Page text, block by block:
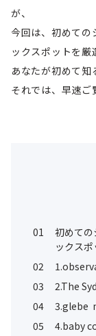
が、
今回は、初めての
ックスポットを厳
あなたが初めて知
それでは、早速ご
01
初めての
ックス
02
03
2.The
04
3.glebe
05
4.baby